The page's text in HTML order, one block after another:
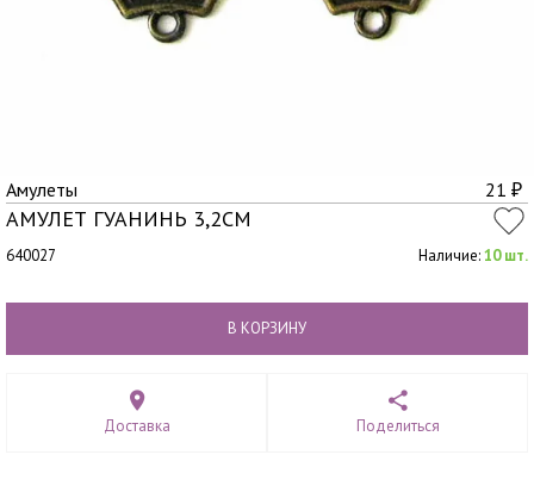
Амулеты 21 ₽
АМУЛЕТ ГУАНИНЬ 3,2СМ
640027 Наличие:10 шт.
В КОРЗИНУ
Доставка Поделиться